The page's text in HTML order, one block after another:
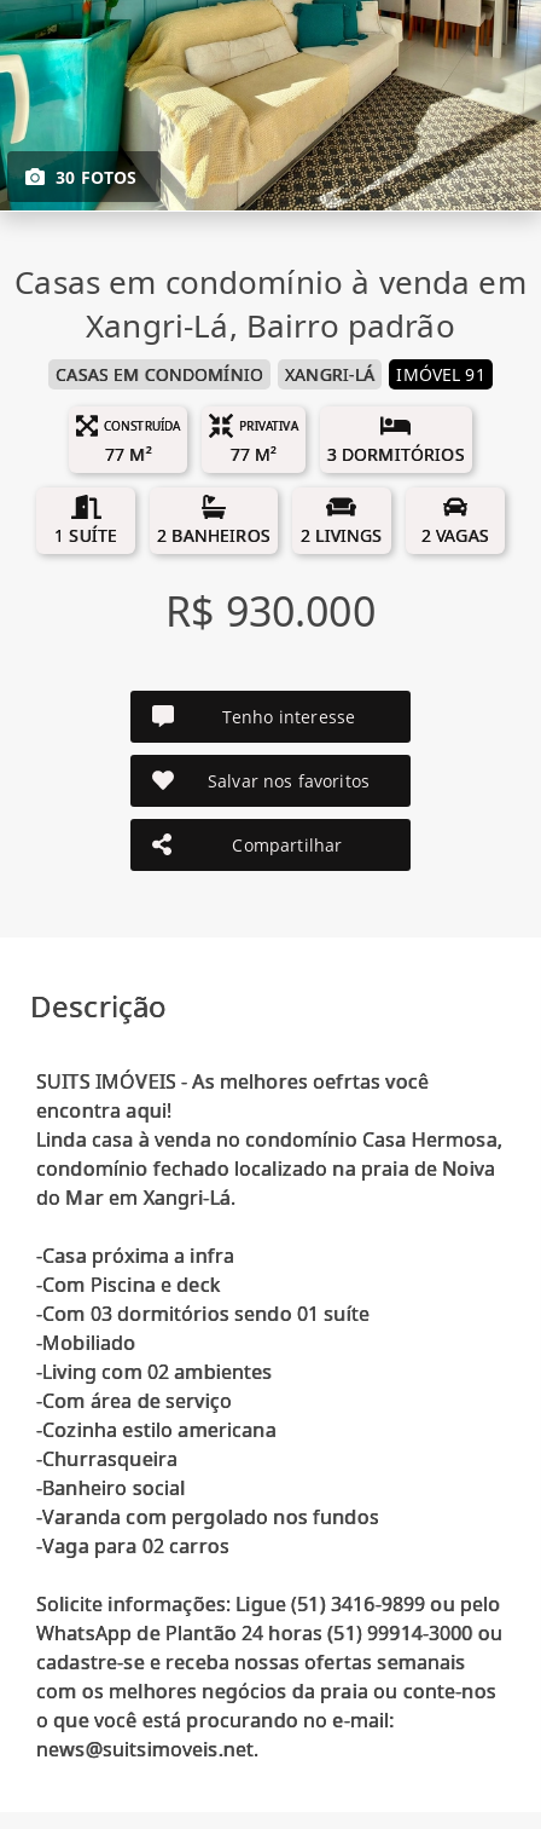
30 FOTOS
Casas em condomínio à venda em
Xangri-Lá, Bairro padrão
CASAS EM CONDOMÍNIO XANGRI-LÁ IMÓVEL 91
CONSTRUÍDA
77 M²
PRIVATIVA
77 M² 3 DORMITÓRIOS
1 SUÍTE 2 BANHEIROS 2 LIVINGS 2 VAGAS
R$ 930.000
Tenho interesse
Salvar nos favoritos
Compartilhar
Descrição
SUITS IMÓVEIS - As melhores oefrtas você
encontra aqui!
Linda casa à venda no condomínio Casa Hermosa,
condomínio fechado localizado na praia de Noiva
do Mar em Xangri-Lá.
-Casa próxima a infra
-Com Piscina e deck
-Com 03 dormitórios sendo 01 suíte
-Mobiliado
-Living com 02 ambientes
-Com área de serviço
-Cozinha estilo americana
-Churrasqueira
-Banheiro social
-Varanda com pergolado nos fundos
-Vaga para 02 carros
Solicite informações: Ligue (51) 3416-9899 ou pelo
WhatsApp de Plantão 24 horas (51) 99914-3000 ou
cadastre-se e receba nossas ofertas semanais
com os melhores negócios da praia ou conte-nos
o que você está procurando no e-mail: